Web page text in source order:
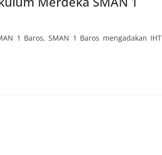
1 Baros, SMAN 1 Baros mengadakan IHT